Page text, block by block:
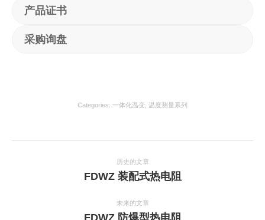
产品证书
采购询盘
Categories: 一体化温变 温度测量系列
历史的文章
上
FDWZ 装配式热电阻
未来的文章
下
FDWZ 防爆型热电阻